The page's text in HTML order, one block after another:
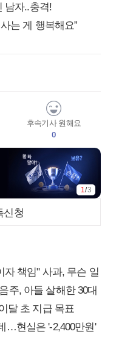
남자..충격!
는 게 행복해요”
후속기사 원해요
0
1/3
신청
자 책임" 사과, 무슨 일
주, 아들 살해한 30대
달 초 지급 목표
…현실은 '-2,400만원'